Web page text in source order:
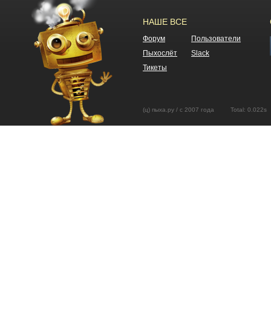
НАШЕ ВСЕ
Форум
Пользователи
Пыхослёт
Slack
Тикеты
(ц) пыха.ру / с 2007 года Total: